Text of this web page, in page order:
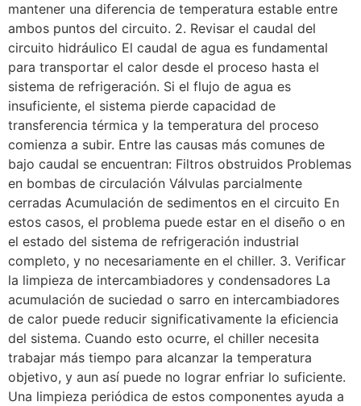
mantener una diferencia de temperatura estable entre
ambos puntos del circuito. 2. Revisar el caudal del
circuito hidráulico El caudal de agua es fundamental
para transportar el calor desde el proceso hasta el
sistema de refrigeración. Si el flujo de agua es
insuficiente, el sistema pierde capacidad de
transferencia térmica y la temperatura del proceso
comienza a subir. Entre las causas más comunes de
bajo caudal se encuentran: Filtros obstruidos Problemas
en bombas de circulación Válvulas parcialmente
cerradas Acumulación de sedimentos en el circuito En
estos casos, el problema puede estar en el diseño o en
el estado del sistema de refrigeración industrial
completo, y no necesariamente en el chiller. 3. Verificar
la limpieza de intercambiadores y condensadores La
acumulación de suciedad o sarro en intercambiadores
de calor puede reducir significativamente la eficiencia
del sistema. Cuando esto ocurre, el chiller necesita
trabajar más tiempo para alcanzar la temperatura
objetivo, y aun así puede no lograr enfriar lo suficiente.
Una limpieza periódica de estos componentes ayuda a